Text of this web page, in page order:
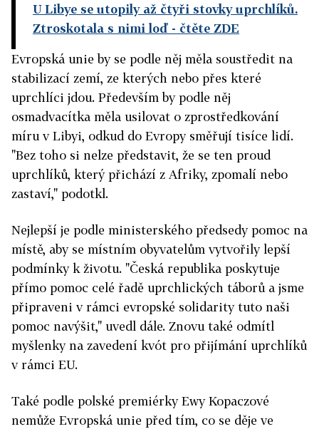
U Libye se utopily až čtyři stovky uprchlíků.
Ztroskotala s nimi loď - čtěte ZDE
Evropská unie by se podle něj měla soustředit na
stabilizací zemí, ze kterých nebo přes které
uprchlíci jdou. Především by podle něj
osmadvacítka měla usilovat o zprostředkování
míru v Libyi, odkud do Evropy směřují tisíce lidí.
"Bez toho si nelze představit, že se ten proud
uprchlíků, který přichází z Afriky, zpomalí nebo
zastaví," podotkl.
Nejlepší je podle ministerského předsedy pomoc na
místě, aby se místním obyvatelům vytvořily lepší
podmínky k životu. "Česká republika poskytuje
přímo pomoc celé řadě uprchlických táborů a jsme
připraveni v rámci evropské solidarity tuto naši
pomoc navýšit," uvedl dále. Znovu také odmítl
myšlenky na zavedení kvót pro přijímání uprchlíků
v rámci EU.
Také podle polské premiérky Ewy Kopaczové
nemůže Evropská unie před tím, co se děje ve